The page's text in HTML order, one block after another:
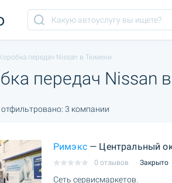
передач Nissan в Тюмени
передач Nissan
3 компании
Римэкс— Центральный
0 отзывов Закрыто
Сеть сервисмаркетов.